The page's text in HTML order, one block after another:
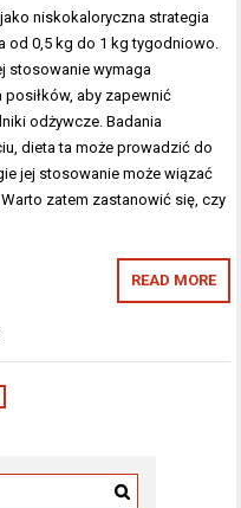
niskokaloryczna strategia
od 0,5 kg do 1 kg tygodniowo.
stosowanie wymaga
aby zapewnić
odżywcze. Badania
dieta ta może prowadzić do
jej stosowanie może wiązać
zatem zastanowić się, czy
READ MORE